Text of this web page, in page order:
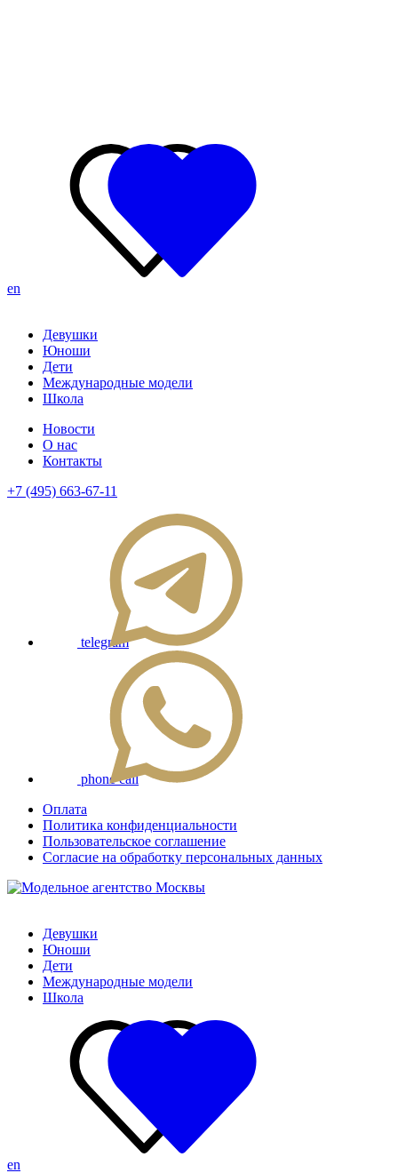
en
Девушки
Юноши
Дети
Международные модели
Школа
Новости
О нас
Контакты
+7 (495) 663-67-11
telegram
phone call
Оплата
Политика конфиденциальности
Пользовательское соглашение
Согласие на обработку персональных данных
Девушки
Юноши
Дети
Международные модели
Школа
en